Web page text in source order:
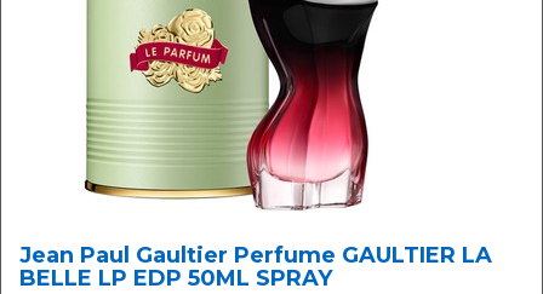
Jean Paul Gaultier Perfume GAULTIER LA
BELLE LP EDP 50ML SPRAY